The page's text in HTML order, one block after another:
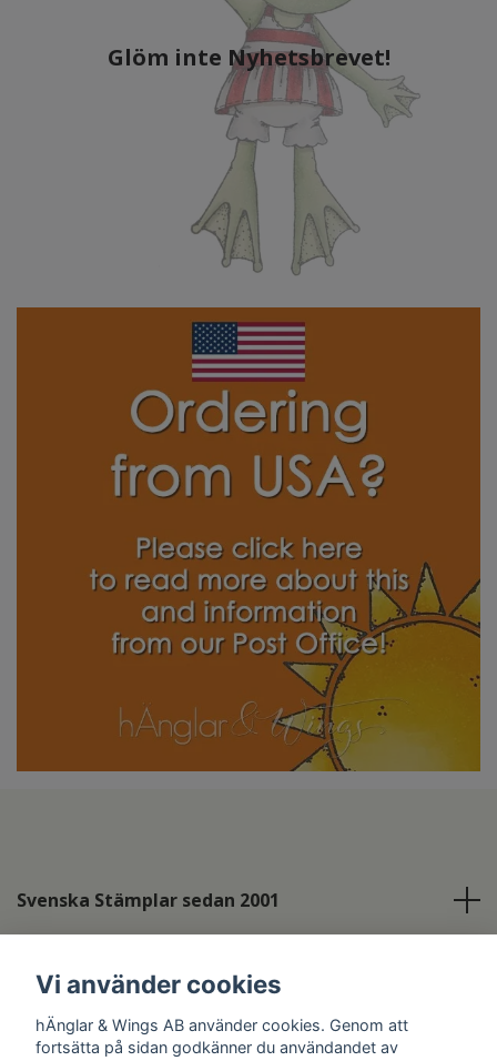
Glöm inte Nyhetsbrevet!
Svenska Stämplar sedan 2001
Sociala medier
Vi använder cookies
hÄnglar & Wings AB använder cookies. Genom att
fortsätta på sidan godkänner du användandet av